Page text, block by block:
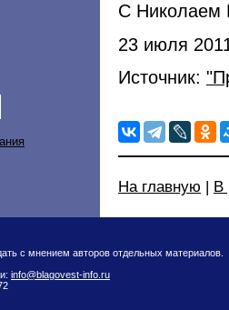
С Николаем
23 июля
Источник:
На главную | В
с мнением авторов отдельных материалов.
info@blagovest-info.ru